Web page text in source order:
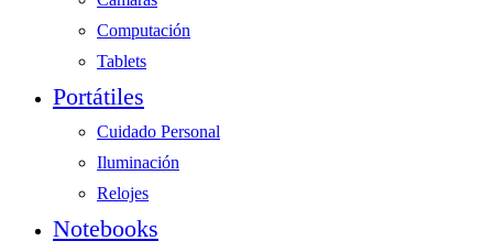
Computación
Tablets
Portátiles
Cuidado Personal
Iluminación
Relojes
Notebooks